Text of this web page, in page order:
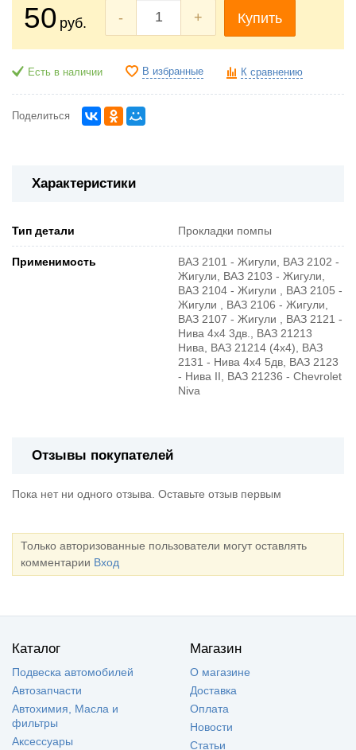
50 руб. - + Купить
Есть в наличии В избранные К сравнению
Поделиться
Характеристики
Тип детали Прокладки помпы
Применимость
ВАЗ 2101 - Жигули, ВАЗ 2102 -
Жигули, ВАЗ 2103 - Жигули,
ВАЗ 2104 - Жигули , ВАЗ 2105 -
Жигули , ВАЗ 2106 - Жигули,
ВАЗ 2107 - Жигули , ВАЗ 2121 -
Нива 4х4 3дв., ВАЗ 21213
Нива, ВАЗ 21214 (4x4), ВАЗ
2131 - Нива 4х4 5дв, ВАЗ 2123
- Нива II, ВАЗ 21236 - Chevrolet
Niva
Отзывы покупателей
Пока нет ни одного отзыва. Оставьте отзыв первым
Только авторизованные пользователи могут оставлять
комментарии Вход
Каталог
Подвеска автомобилей
Автозапчасти
Автохимия, Масла и
фильтры
Аксессуары
Магазин
О магазине
Доставка
Оплата
Новости
Статьи